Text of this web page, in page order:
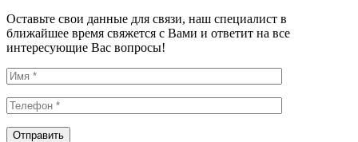
Оставьте свои данные для связи, наш специалист в
ближайшее время свяжется с Вами и ответит на все
интересующие Вас вопросы!